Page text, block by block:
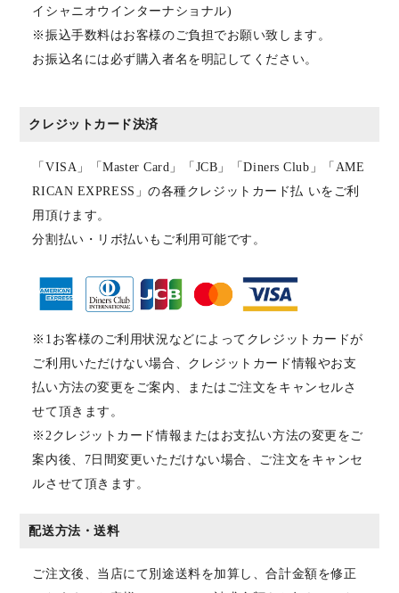
イシャニオウインターナショナル)
※振込手数料はお客様のご負担でお願い致します。
お振込名には必ず購入者名を明記してください。
クレジットカード決済
「VISA」「Master Card」「JCB」「Diners Club」「AME
RICAN EXPRESS」の各種クレジットカード払 いをご利
用頂けます。
分割払い・リボ払いもご利用可能です。
※1お客様のご利用状況などによってクレジットカードが
ご利用いただけない場合、クレジットカード情報やお支
払い方法の変更をご案内、またはご注文をキャンセルさ
せて頂きます。
※2クレジットカード情報またはお支払い方法の変更をご
案内後、7日間変更いただけない場合、ご注文をキャンセ
ルさせて頂きます。
配送方法・送料
ご注文後、当店にて別途送料を加算し、合計金額を修正